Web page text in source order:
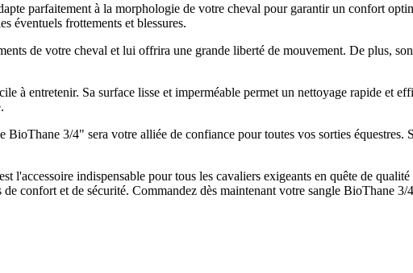
parfaitement à la morphologie de votre cheval pour garantir un confort
éventuels frottements et blessures.
de votre cheval et lui offrira une grande liberté de mouvement. De plus,
à entretenir. Sa surface lisse et imperméable permet un nettoyage rapide et
3/4" sera votre alliée de confiance pour toutes vos sorties équestres.
indispensable pour tous les cavaliers exigeants en quête de
confort et de sécurité. Commandez dès maintenant votre sangle BioThane